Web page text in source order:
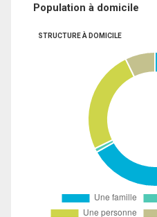
Population à domicile
STRUCTURE À DOMICILE